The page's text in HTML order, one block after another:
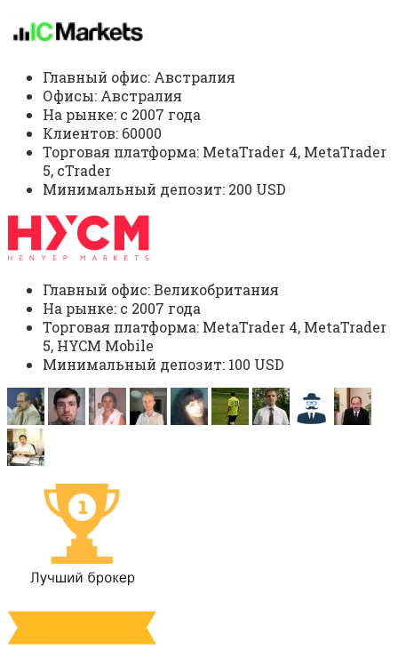
Главный офис: Австралия
Офисы: Австралия
На рынке: c 2007 года
Клиентов: 60000
Торговая платформа: MetaTrader 4, MetaTrader
5, cTrader
Минимальный депозит: 200 USD
Главный офис: Великобритания
На рынке: c 2007 года
Торговая платформа: MetaTrader 4, MetaTrader
5, HYCM Mobile
Минимальный депозит: 100 USD